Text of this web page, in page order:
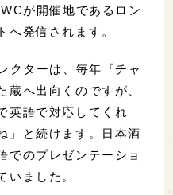
が開催地であるロン
へ発信されます。
クターは、毎年『チャ
蔵へ出向くのですが、
英語で対応してくれ
」と続けます。日本酒
でのプレゼンテーショ
いました。